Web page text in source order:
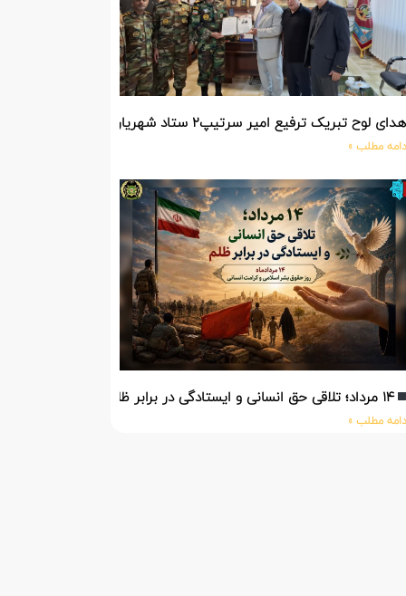
لوح تبریک ترفیع امیر سرتیپ۲ ستاد شهریار پورفضلی فرمانده تیپ ۳۶۴ شهید نصیرزاده نزاجا مستقر در مهاباد
مطلب »
۱۴ مرداد؛ تلاقی حق انسانی و ایستادگی در برابر ظلم
مطلب »